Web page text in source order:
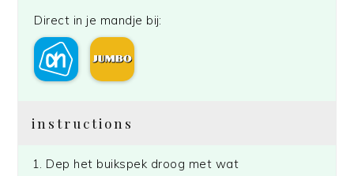
Direct in je mandje bij:
instructions
Dep het buikspek droog met wat